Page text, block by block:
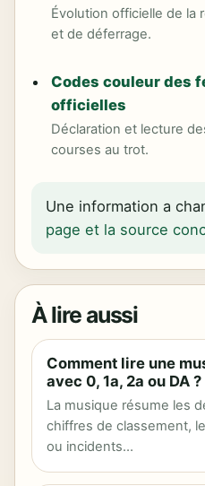
Évolution officielle de la
et de déferrage.
Codes couleur des
officielles
Déclaration et lecture
courses au trot.
Une information a
page et la source
À lire aussi
Comment lire une
avec 0, 1a, 2a ou DA ?
La musique résume les
chiffres de classement,
ou incidents…